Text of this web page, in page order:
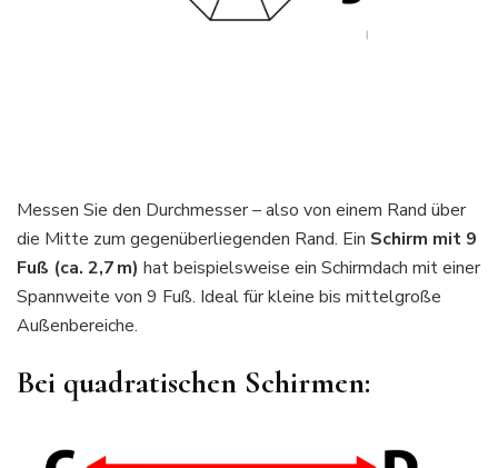
Messen Sie den Durchmesser – also von einem Rand über
die Mitte zum gegenüberliegenden Rand. Ein Schirm mit 9
Fuß (ca. 2,7 m) hat beispielsweise ein Schirmdach mit einer
Spannweite von 9 Fuß. Ideal für kleine bis mittelgroße
Außenbereiche.
Bei quadratischen Schirmen: